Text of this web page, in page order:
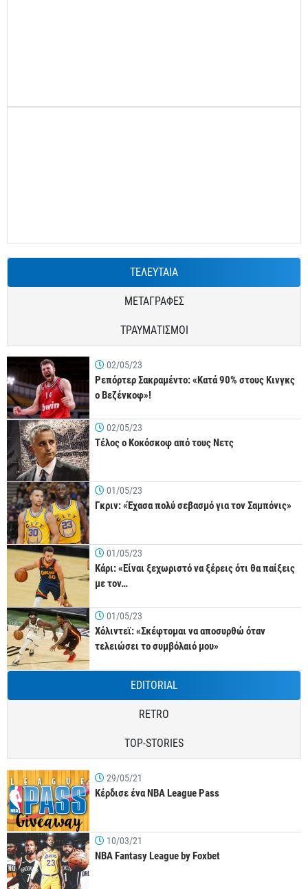
ΤΕΛΕΥΤΑΙΑ
ΜΕΤΑΓΡΑΦΕΣ
ΤΡΑΥΜΑΤΙΣΜΟΙ
02/05/23
Ρεπόρτερ Σακραμέντο: «Κατά 90% στους Κινγκς
ο Βεζένκοφ»!
02/05/23
Τέλος ο Κοκόσκοφ από τους Νετς
01/05/23
Γκριν: «Έχασα πολύ σεβασμό για τον Σαμπόνις»
01/05/23
Κάρι: «Είναι ξεχωριστό να ξέρεις ότι θα παίξεις
με τον…
01/05/23
Χόλιντεϊ: «Σκέφτομαι να αποσυρθώ όταν
τελειώσει το συμβόλαιό μου»
EDITORIAL
RETRO
TOP-STORIES
29/05/21
Κέρδισε ένα NBA League Pass
10/03/21
NBA Fantasy League by Foxbet